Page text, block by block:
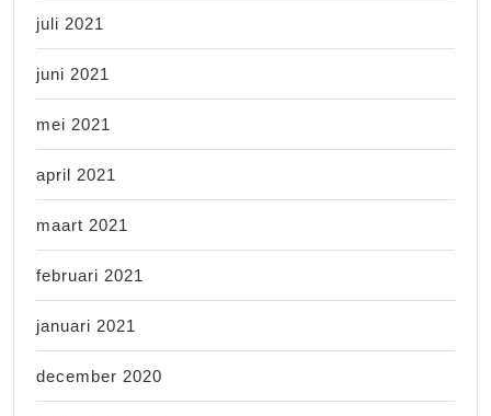
juli 2021
juni 2021
mei 2021
april 2021
maart 2021
februari 2021
januari 2021
december 2020